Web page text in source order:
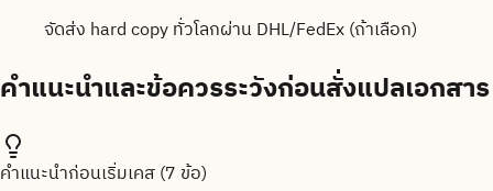
จัดส่ง hard copy ทั่วโลกผ่าน DHL/FedEx (ถ้าเลือก)
คำแนะนำและข้อควรระวังก่อนสั่งแปลเอกสาร
คำแนะนำก่อนเริ่มเคส (7 ข้อ)